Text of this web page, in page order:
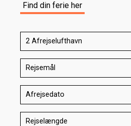
Find din ferie her
2 Afrejselufthavn
Rejsemål
Afrejsedato
Rejselængde